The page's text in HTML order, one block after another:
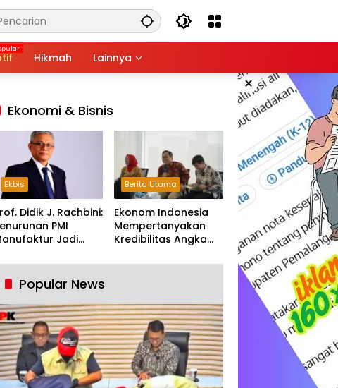
Hikmah Lainnya
×
Ekonomi & Bisnis
Ekbis
Didik J. Rachbini:
PMI
Jadi
Nasional
Berita Utama
Ekonom Indonesia
Mempertanyakan
Kredibilitas Angka
Tumbuh Tapi Rapuh
Popular News